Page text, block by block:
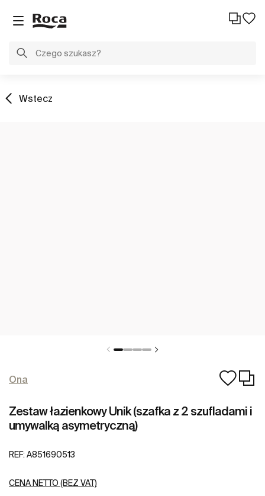
Wstecz
Ona
Zestaw łazienkowy Unik (szafka z 2 szufladami i
umywalką asymetryczną)
REF: A851690513
CENA NETTO (BEZ VAT)